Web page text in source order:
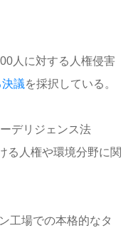
人に対する人権侵害
議を採択している。
デリジェンス法
る人権や環境分野に関
工場での本格的なタ